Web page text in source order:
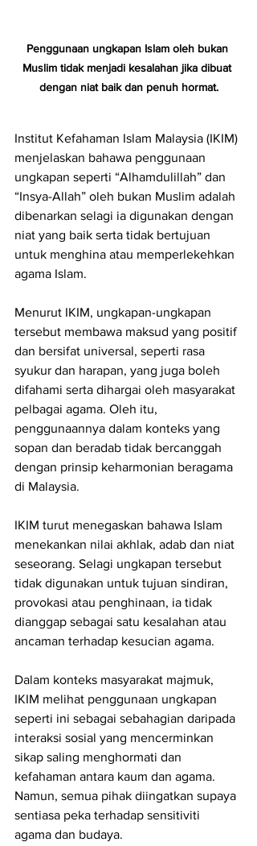
Penggunaan ungkapan Islam oleh bukan
Muslim tidak menjadi kesalahan jika dibuat
dengan niat baik dan penuh hormat.
Institut Kefahaman Islam Malaysia (IKIM)
menjelaskan bahawa penggunaan
ungkapan seperti “Alhamdulillah” dan
“Insya-Allah” oleh bukan Muslim adalah
dibenarkan selagi ia digunakan dengan
niat yang baik serta tidak bertujuan
untuk menghina atau memperlekehkan
agama Islam.
Menurut IKIM, ungkapan-ungkapan
tersebut membawa maksud yang positif
dan bersifat universal, seperti rasa
syukur dan harapan, yang juga boleh
difahami serta dihargai oleh masyarakat
pelbagai agama. Oleh itu,
penggunaannya dalam konteks yang
sopan dan beradab tidak bercanggah
dengan prinsip keharmonian beragama
di Malaysia.
IKIM turut menegaskan bahawa Islam
menekankan nilai akhlak, adab dan niat
seseorang. Selagi ungkapan tersebut
tidak digunakan untuk tujuan sindiran,
provokasi atau penghinaan, ia tidak
dianggap sebagai satu kesalahan atau
ancaman terhadap kesucian agama.
Dalam konteks masyarakat majmuk,
IKIM melihat penggunaan ungkapan
seperti ini sebagai sebahagian daripada
interaksi sosial yang mencerminkan
sikap saling menghormati dan
kefahaman antara kaum dan agama.
Namun, semua pihak diingatkan supaya
sentiasa peka terhadap sensitiviti
agama dan budaya.